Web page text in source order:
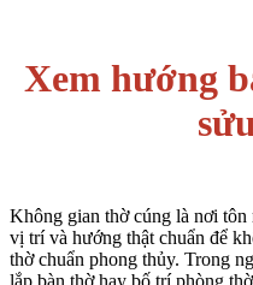
Xem hướng
Không gian thờ cúng là nơi tôn
vị trí và hướng thật chuẩn để
thờ chuẩn phong thủy. Trong
lắp bàn thờ hay bố trí phòng